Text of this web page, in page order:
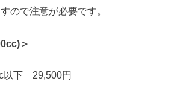
ので注意が必要です。
＞
以下 29,500円